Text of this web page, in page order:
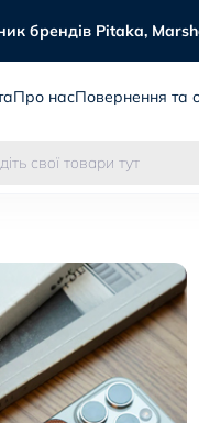
брендів Pitaka,
Про насПовернення та